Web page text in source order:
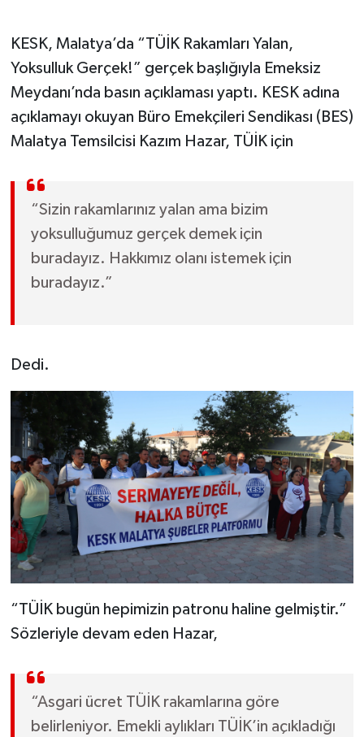
KESK, Malatya’da “TÜİK Rakamları Yalan,
Yoksulluk Gerçek!” gerçek başlığıyla Emeksiz
Meydanı’nda basın açıklaması yaptı. KESK adına
açıklamayı okuyan Büro Emekçileri Sendikası (BES)
Malatya Temsilcisi Kazım Hazar, TÜİK için
“Sizin rakamlarınız yalan ama bizim
yoksulluğumuz gerçek demek için
buradayız. Hakkımız olanı istemek için
buradayız.”
Dedi.
“TÜİK bugün hepimizin patronu haline gelmiştir.”
Sözleriyle devam eden Hazar,
“Asgari ücret TÜİK rakamlarına göre
belirleniyor. Emekli aylıkları TÜİK’in açıkladığı